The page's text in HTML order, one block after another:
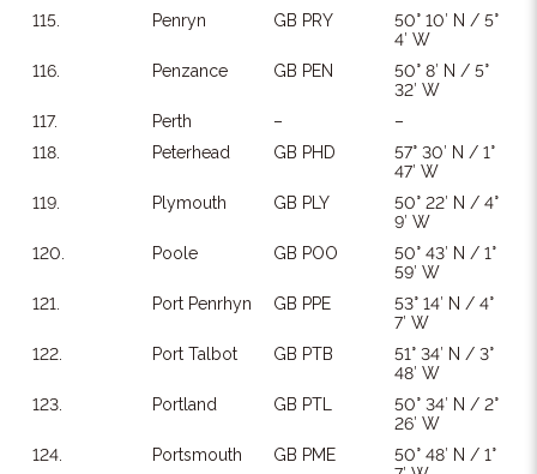
115.
Penryn GB PRY
50° 10′ N / 5°
4′ W
116.
Penzance GB PEN
50° 8′ N / 5°
32′ W
117.
Perth –
–
118.
Peterhead GB PHD
57° 30′ N / 1°
47′ W
119.
Plymouth GB PLY
50° 22′ N / 4°
9′ W
120.
Poole GB POO
50° 43′ N / 1°
59′ W
121.
Port Penrhyn GB PPE
53° 14′ N / 4°
7′ W
122.
Port Talbot GB PTB
51° 34′ N / 3°
48′ W
123.
Portland GB PTL
50° 34′ N / 2°
26′ W
124.
Portsmouth GB PME
50° 48′ N / 1°